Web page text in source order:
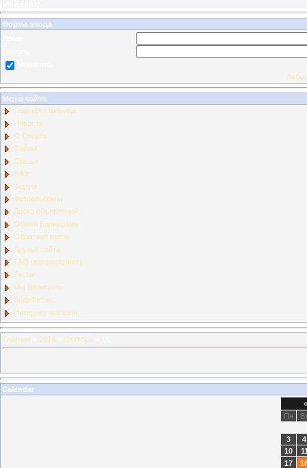
Форма входа
Меню сайта
Главная страница
Новости
О Спорте
Файлы
Статьи
Блог
Форум
Фотоальбомы
Доска объявлений
Обмен Баннерами
Обратная связь
Друзья сайта
FAQ (вопрос/ответ)
Тесты
Мы ВКонтакте
БодиФитнес
Интернет-магазин
Главная 2016 Октябрь
Calendar
«
Пн
3
4
10
17